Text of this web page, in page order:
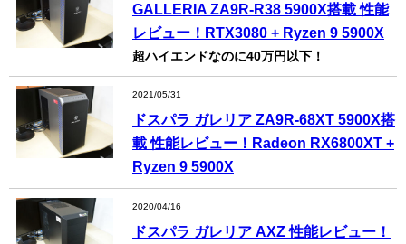
GALLERIA ZA9R-R38 5900X搭載 性能
レビュー！RTX3080 + Ryzen 9 5900X
超ハイエンドなのに40万円以下！
2021/05/31
ドスパラ ガレリア ZA9R-68XT 5900X搭
載 性能レビュー！Radeon RX6800XT +
Ryzen 9 5900X
2020/04/16
ドスパラ ガレリア AXZ 性能レビュー！